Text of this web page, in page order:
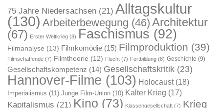
75 Jahre Niedersachsen (21) Alltagskultur
(130) Arbeiterbewegung (46) Architektur
(67) Erster Weltkrieg (8) Faschismus (92)
Filmanalyse (13) Filmkomödie (15) Filmproduktion (39)
Filmschaffende (7) Filmtheorie (12) Flucht (7) Fortbildung (8) Geschichte (9)
Gesellschaftskompetenz (14) Gesellschaftskritik (23)
Hannover-Filme (103) Holocaust(18)
Imperialismus (11) Junge Film-Union (10) Kalter Krieg (17)
Kapitalismus (21) Kino (73) Klassengesellschaft (7) Krieg